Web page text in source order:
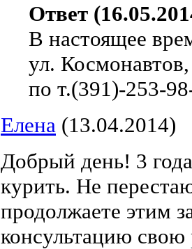
Ответ
В настоящее
ул.
по т.(391)-253-
Елена (13.04.2014)
Добрый день! 3
курить. Не
продолжаете этим
консультацию свою